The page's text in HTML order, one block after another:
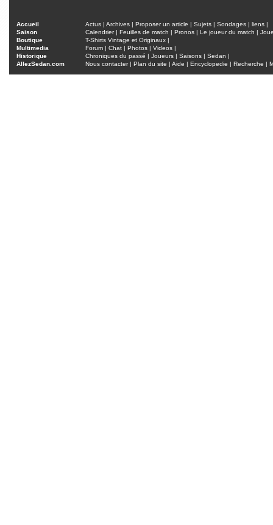
Accueil Actus | Archives | Proposer un article | Sujets | Sondages | liens |
Saison
Calendrier| Feuilles de match | Pronos | Le joueur du match |
Boutique
T-Shirts Vintage et Originaux |
Multimedia
Forum | Chat | Photos | Videos |
Historique
Chroniques du passé | Joueurs | Saisons | Sedan |
AllezSedan.com
Nous contacter| Plan du site | Aide | Encyclopedie | Recherche |